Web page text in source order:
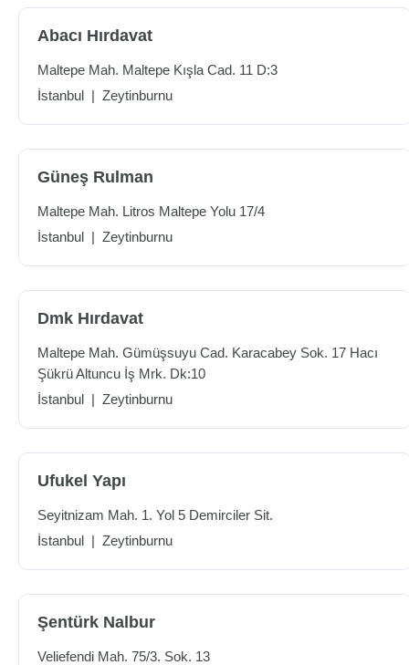
Abacı Hırdavat
Maltepe Mah. Maltepe Kışla Cad. 11 D:3
İstanbul | Zeytinburnu
Güneş Rulman
Maltepe Mah. Litros Maltepe Yolu 17/4
İstanbul | Zeytinburnu
Dmk Hırdavat
Maltepe Mah. Gümüşsuyu Cad. Karacabey Sok. 17 Hacı
Şükrü Altuncu İş Mrk. Dk:10
İstanbul | Zeytinburnu
Ufukel Yapı
Seyitnizam Mah. 1. Yol 5 Demirciler Sit.
İstanbul | Zeytinburnu
Şentürk Nalbur
Veliefendi Mah. 75/3. Sok. 13